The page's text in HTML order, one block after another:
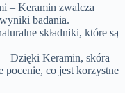
– Keramin zwalcza
badania.
składniki, które są
Dzięki Keramin, skóra
pocenie, co jest korzystne